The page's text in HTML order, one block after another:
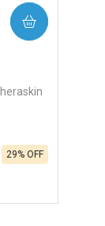
29% OFF